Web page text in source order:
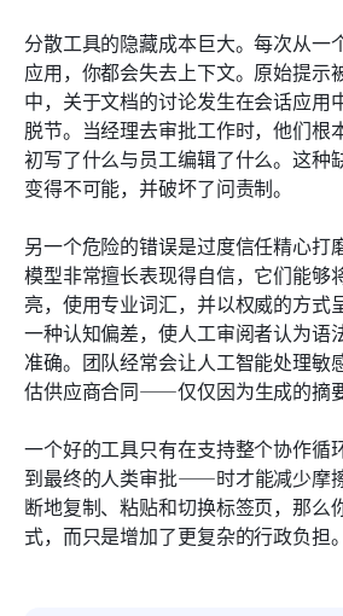
分散工具的隐藏成本巨大。每次从一
应用，你都会失去上下文。原始提示
中，关于文档的讨论发生在会话应用
脱节。当经理去审批工作时，他们根
初写了什么与员工编辑了什么。这种
变得不可能，并破坏了问责制。
另一个危险的错误是过度信任精心打
模型非常擅长表现得自信，它们能够
亮，使用专业词汇，并以权威的方式
一种认知偏差，使人工审阅者认为语
准确。团队经常会让人工智能处理
估供应商合同——仅仅因为生成的摘
一个好的工具只有在支持整个协作
到最终的人类审批——时才能减少摩
断地复制、粘贴和切换标签页，那么
式，而只是增加了更复杂的行政负担。